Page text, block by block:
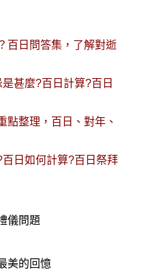
百日問答集，了解對逝
甚麼?百日計算?百日
點整理，百日、對年、
日如何計算?百日祭拜
儀問題
美的回憶